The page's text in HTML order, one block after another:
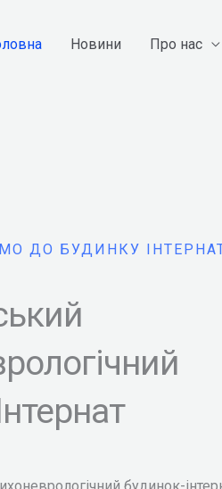
Новини Про нас
ДО БУДИНКУ